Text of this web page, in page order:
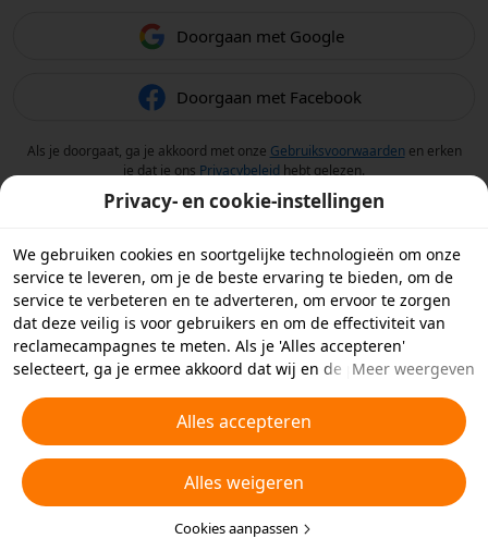
Doorgaan met Google
Doorgaan met Facebook
Als je doorgaat, ga je akkoord met onze Gebruiksvoorwaarden en erken
je dat je ons Privacybeleid hebt gelezen.
Privacy- en cookie-instellingen
We gebruiken cookies en soortgelijke technologieën om onze
service te leveren, om je de beste ervaring te bieden, om de
service te verbeteren en te adverteren, om ervoor te zorgen
dat deze veilig is voor gebruikers en om de effectiviteit van
reclamecampagnes te meten. Als je 'Alles accepteren'
selecteert, ga je ermee akkoord dat wij en de partners
technologieën op je apparaat opslaan voor
reclamedoeleinden. Je kunt ook kiezen welke typen cookies je
wilt toestaan of afwijzen door hieronder of in je
privacyinstellingen op 'Cookies aanpassen' te klikken.
Raadpleeg voor meer informatie onsBeleid inzake cookies en
soortgelijke technologieën.
Meer weergeven
Alles accepteren
Alles weigeren
Cookies aanpassen